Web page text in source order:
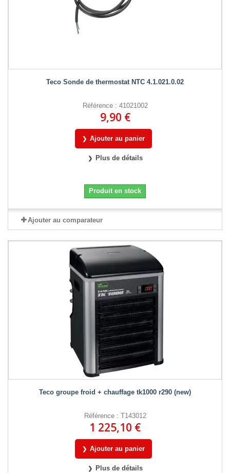
Teco Sonde de thermostat NTC 4.1.021.0.02
Référence : 41021002
9,90 €
Ajouter au panier
Plus de détails
Produit en stock
Ajouter au comparateur
Teco groupe froid + chauffage tk1000 r290 (new)
Référence : T143012
1 225,10 €
Ajouter au panier
Plus de détails